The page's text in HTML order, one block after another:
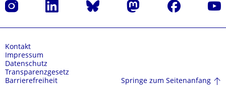
Instagram LinkedIn Bluesky Mastodon Facebook
Kontakt
Impressum
Datenschutz
Transparenzgesetz
Barrierefreiheit
Springe zum Seitenanfang